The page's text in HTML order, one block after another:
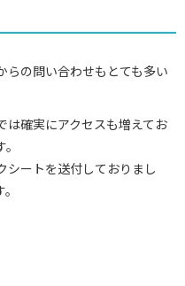
らの問い合わせもとても多い
は確実にアクセスも増えてお
シートを送付しておりまし